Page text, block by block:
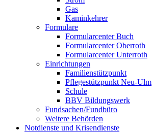
Gas
Kaminkehrer
Formulare
Formularcenter Buch
Formularcenter Oberroth
Formularcenter Unterroth
Einrichtungen
Familienstützpunkt
Pflegestützpunkt Neu-Ulm
Schule
BBV Bildungswerk
Fundsachen/Fundbüro
Weitere Behörden
Notdienste und Krisendienste